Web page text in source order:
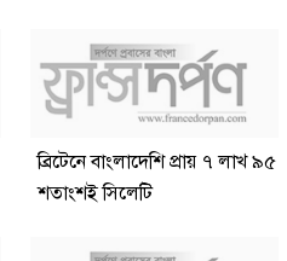
ব্রিটেনে বাংলাদেশি প্রায় ৭ লাখ ৯৫
শতাংশই সিলেটি